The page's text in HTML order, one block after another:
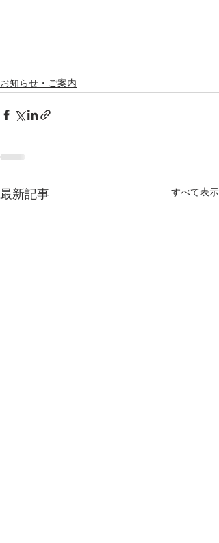
お知らせ・ご案内
最新記事 すべて表示